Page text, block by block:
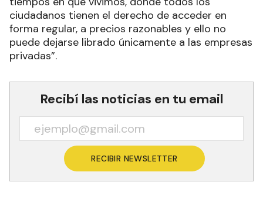
ciudadanos tienen el derecho de acceder en
forma regular, a precios razonables y ello no
puede dejarse librado únicamente a las empresas
privadas”.
Recibí las noticias en tu email
RECIBIR NEWSLETTER